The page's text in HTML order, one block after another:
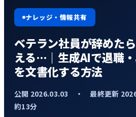
ナレッジ・情報共有
ベテラン社員が辞めた
える…｜生成AIで退職
を文書化する方法
公開 2026.03.03 ・ 最終更新
約13分